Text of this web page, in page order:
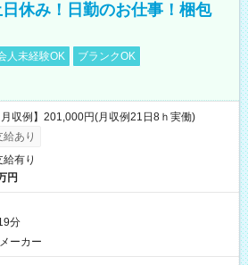
休み！日勤のお仕事！梱包
人未経験OK
ブランクOK
収例】201,000円(月収例21日8ｈ実働)
あり
有り
円
分
ーカー